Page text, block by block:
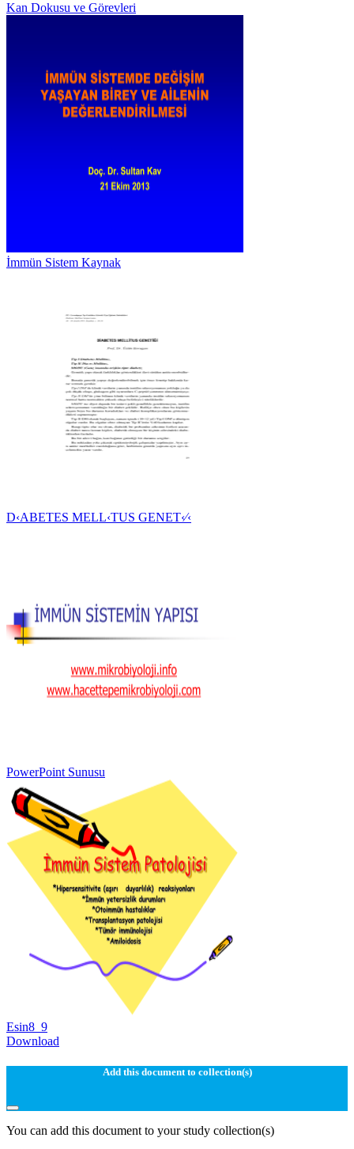
Kan Dokusu ve Görevleri
İmmün Sistem Kaynak
D‹ABETES MELL‹TUS GENET‹⁄‹
PowerPoint Sunusu
Esin8_9
Download
Add this document to collection(s)
You can add this document to your study collection(s)